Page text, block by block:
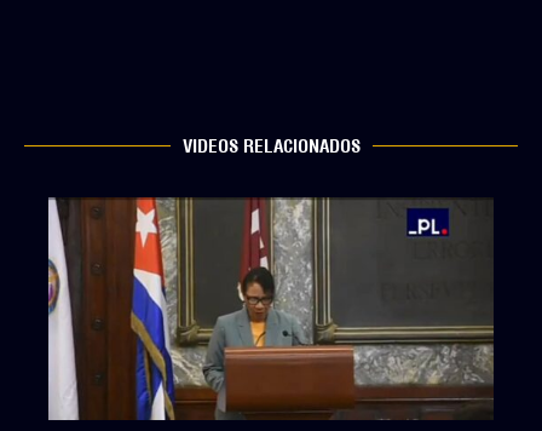
VIDEOS RELACIONADOS